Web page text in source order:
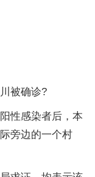
被确诊?
性感染者后，本
旁边的一个村